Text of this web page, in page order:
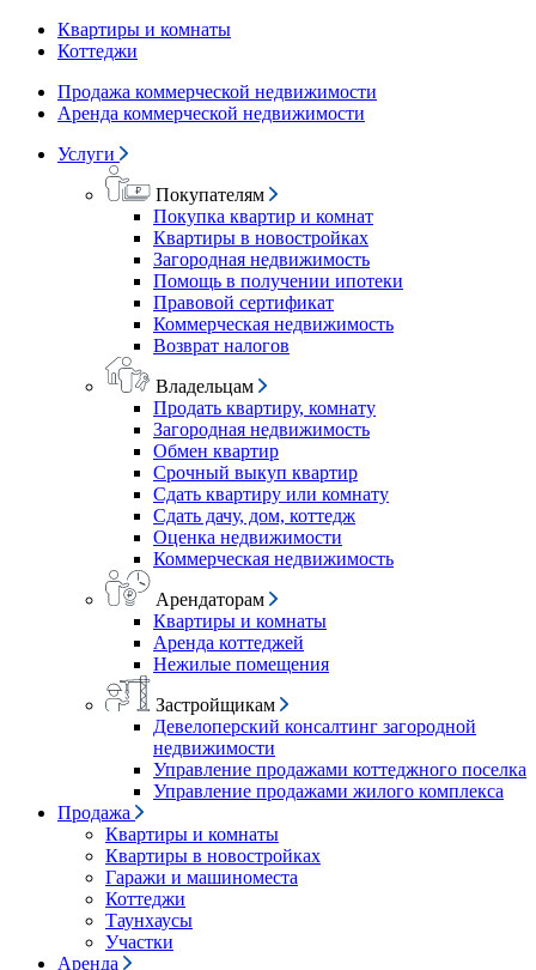
Квартиры и комнаты
Коттеджи
Продажа коммерческой недвижимости
Аренда коммерческой недвижимости
Услуги
Покупателям
Покупка квартир и комнат
Квартиры в новостройках
Загородная недвижимость
Помощь в получении ипотеки
Правовой сертификат
Коммерческая недвижимость
Возврат налогов
Владельцам
Продать квартиру, комнату
Загородная недвижимость
Обмен квартир
Срочный выкуп квартир
Сдать квартиру или комнату
Сдать дачу, дом, коттедж
Оценка недвижимости
Коммерческая недвижимость
Арендаторам
Квартиры и комнаты
Аренда коттеджей
Нежилые помещения
Застройщикам
Девелоперский консалтинг загородной
недвижимости
Управление продажами коттеджного поселка
Управление продажами жилого комплекса
Продажа
Квартиры и комнаты
Квартиры в новостройках
Гаражи и машиноместа
Коттеджи
Таунхаусы
Участки
Аренда